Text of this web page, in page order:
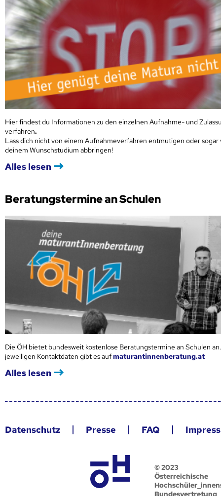
Hier findest du Informationen zu den einzelnen Aufnahme- und
verfahren.
Lass dich nicht von einem Aufnahmeverfahren entmutigen oder sogar
deinem Wunschstudium abbringen!
Alles lesen
Beratungstermine an Schulen
Die ÖH bietet bundesweit kostenlose Beratungstermine an Schulen
jeweiligen Kontaktdaten gibt es aufmaturantinnenberatung.at
Alles lesen
Datenschutz Presse FAQ
© 2023
Österreichische
Bundesvertretung